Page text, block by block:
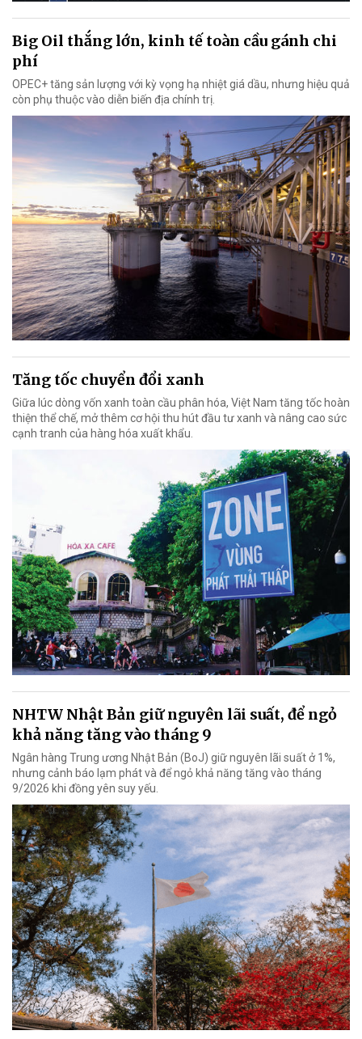
Big Oil thắng lớn, kinh tế toàn cầu gánh chi
phí
OPEC+ tăng sản lượng với kỳ vọng hạ nhiệt giá dầu, nhưng hiệu quả
còn phụ thuộc vào diễn biến địa chính trị.
Tăng tốc chuyển đổi xanh
Giữa lúc dòng vốn xanh toàn cầu phân hóa, Việt Nam tăng tốc hoàn
thiện thể chế, mở thêm cơ hội thu hút đầu tư xanh và nâng cao sức
cạnh tranh của hàng hóa xuất khẩu.
NHTW Nhật Bản giữ nguyên lãi suất, để ngỏ
khả năng tăng vào tháng 9
Ngân hàng Trung ương Nhật Bản (BoJ) giữ nguyên lãi suất ở 1%,
nhưng cảnh báo lạm phát và để ngỏ khả năng tăng vào tháng
9/2026 khi đồng yên suy yếu.